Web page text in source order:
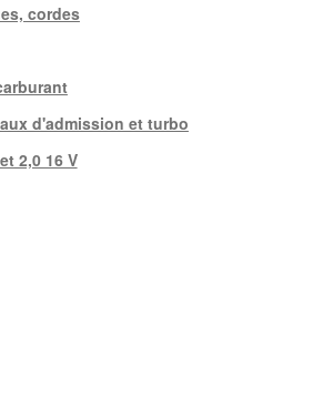
cordes
d'admission et turbo
2,0 16 V